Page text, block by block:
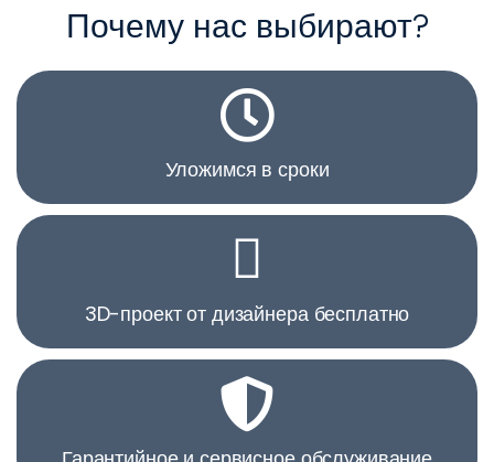
Почему нас выбирают?
Уложимся в сроки
3D-проект от дизайнера бесплатно